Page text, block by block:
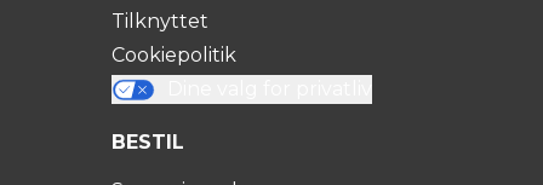
Tilknyttet
Cookiepolitik
BESTIL